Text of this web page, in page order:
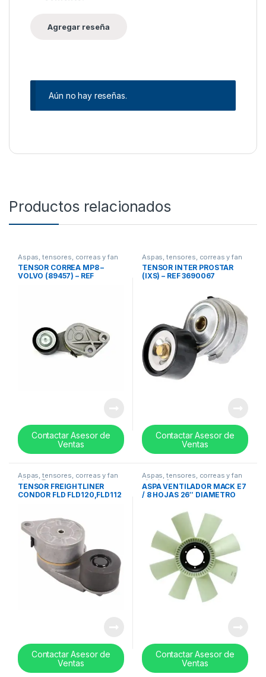
Aún no hay reseñas.
Productos relacionados
Aspas, tensores, correas y fan
clutch,Tensores
TENSOR CORREA MP8 –
VOLVO (89457) – REF
Contactar Asesor de
Ventas
Aspas, tensores, correas y fan
clutch,Tensores
TENSOR INTER PROSTAR
(IXS) – REF 3690067
Contactar Asesor de
Ventas
Aspas, tensores, correas y fan
clutch,Tensores
TENSOR FREIGHTLINER
CONDOR FLD FLD120,FLD112
Contactar Asesor de
Ventas
Aspas, tensores, correas y fan
clutch , Aspas
ASPA VENTILADOR MACK E7
/ 8 HOJAS 26″ DIAMETRO
Contactar Asesor de
Ventas